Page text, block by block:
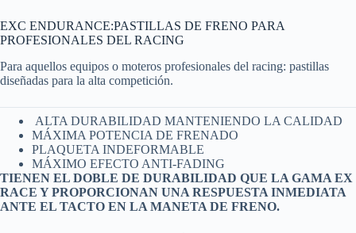
EXC ENDURANCE:PASTILLAS DE FRENO PARA
PROFESIONALES DEL RACING
Para aquellos equipos o moteros profesionales del racing: pastillas
diseñadas para la alta competición.
ALTA DURABILIDAD MANTENIENDO LA CALIDAD
MÁXIMA POTENCIA DE FRENADO
PLAQUETA INDEFORMABLE
MÁXIMO EFECTO ANTI-FADING
TIENEN EL DOBLE DE DURABILIDAD QUE LA GAMA EX
RACE Y PROPORCIONAN UNA RESPUESTA INMEDIATA
ANTE EL TACTO EN LA MANETA DE FRENO.